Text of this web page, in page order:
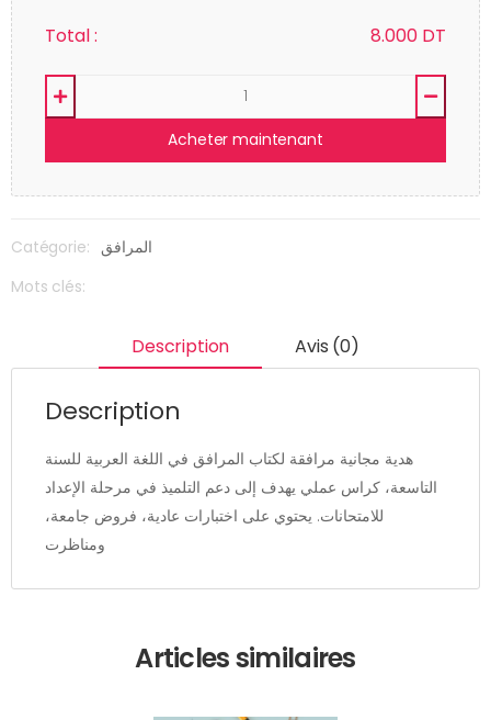
Total : 8.000 DT
Acheter maintenant
Catégorie: المرافق
Mots clés:
Description Avis (0)
Description
هدية مجانية مرافقة لكتاب المرافق في اللغة العربية للسنة
التاسعة، كراس عملي يهدف إلى دعم التلميذ في مرحلة الإعداد
للامتحانات. يحتوي على اختبارات عادية، فروض جامعة،
ومناظرت
Articles similaires